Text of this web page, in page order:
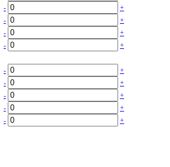
-
+
-
+
-
+
- +
-
+
-
+
-
+
-
+
- +